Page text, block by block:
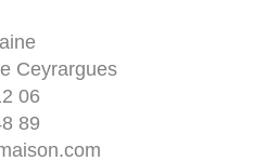
Ceyrargues
06
89